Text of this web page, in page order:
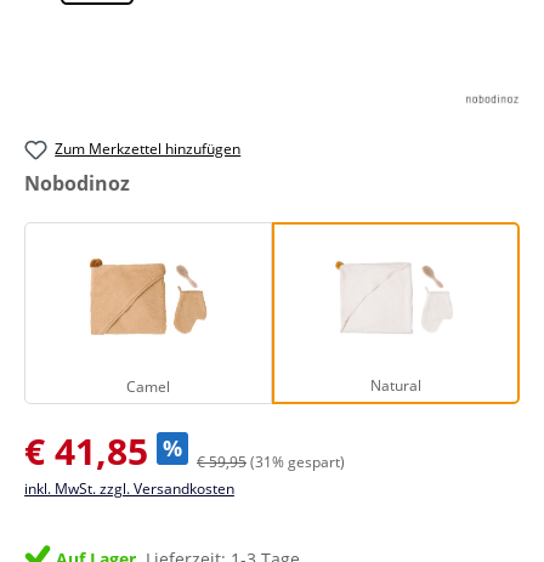
Zum Merkzettel hinzufügen
auswählen
Nobodinoz
Camel
Camel
Natural
Natural
Verkaufspreis:
€ 41,85 % € 59,95(31% gespart)
inkl. MwSt. zzgl. Versandkosten